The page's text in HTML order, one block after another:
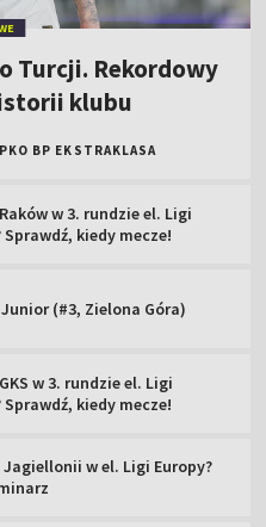
Turcji. Rekordowy
klubu
PKO BP EKSTRAKLASA
w 3. rundzie el. Ligi
kiedy mecze!
(#3, Zielona Góra)
w 3. rundzie el. Ligi
kiedy mecze!
Jagiellonii w el. Ligi Europy?